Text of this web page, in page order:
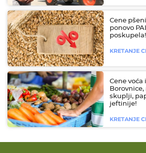
Cene
ponovo
KRETANJE
Cene voća
skuplji,
jeftinije!
KRETANJE